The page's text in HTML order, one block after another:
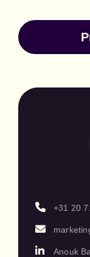
+31 20
Anouk